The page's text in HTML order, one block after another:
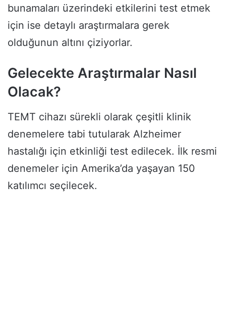
bunamaları üzerindeki etkilerini test etmek
için ise detaylı araştırmalara gerek
olduğunun altını çiziyorlar.
Gelecekte Araştırmalar Nasıl
Olacak?
TEMT cihazı sürekli olarak çeşitli klinik
denemelere tabi tutularak Alzheimer
hastalığı için etkinliği test edilecek. İlk resmi
denemeler için Amerika’da yaşayan 150
katılımcı seçilecek.